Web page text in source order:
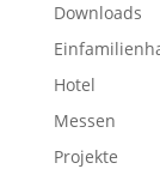
Downloads
Hotel
Messen
Projekte